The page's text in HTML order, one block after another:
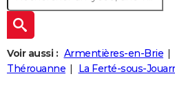
Forum
Aménagement intérieur
Extérieur
Cuisine
Salle de bains
Jardinage
Rangement
+WEEK-END
Guides de France
Escapades
Patrimoine
Expositions
Musées
Week-end nature
+
LIFESTYLE
Art de vivre
Bien-être
Loisirs
Mode
Modes de vie
+ SANTE
Voir aussi : Armentières-en-Brie
Thérouanne
La Ferté-sous-